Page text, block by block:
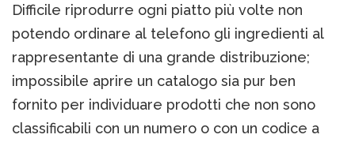
Difficile riprodurre ogni piatto più volte non
potendo ordinare al telefono gli ingredienti al
rappresentante di una grande distribuzione;
impossibile aprire un catalogo sia pur ben
fornito per individuare prodotti che non sono
classificabili con un numero o con un codice a